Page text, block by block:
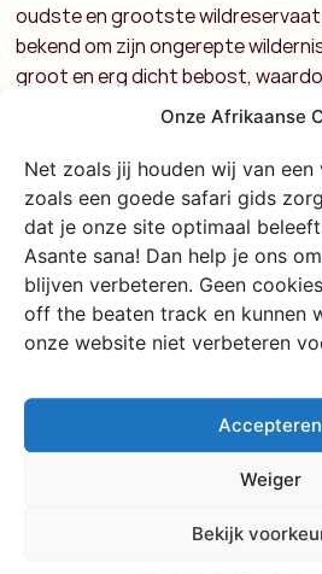
Onze Afrikaanse
Net zoals jij houden wij van een
zoals een goede safari gids
dat je onze site optimaal
Asante sana! Dan help je ons
blijven verbeteren. Geen
off the beaten track en kunnen
onze website niet verbeteren
Accepteren
Weiger
Bekijk
oudste en grootste wildreservaat
bekend om zijn ongerepte
groot en erg dicht bebost,
draaien om het avontuur dan om
er weer honderden olifanten,
vraagt geduld. Nkhotakota is
houden van wandelen, rust en
ver weg van de massa.
Zuid vs. Noord:
jou?
Zuiden van Malawi
Meer wildlife & Big Five
Betere infrastructuur
Makkelijk te combineren met